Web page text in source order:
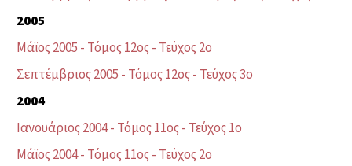
2005
Μάϊος 2005 - Τόμος 12ος - Τεύχος 2ο
Σεπτέμβριος 2005 - Τόμος 12ος - Τεύχος 3ο
2004
Ιανουάριος 2004 - Τόμος 11ος - Τεύχος 1ο
Μάϊος 2004 - Τόμος 11ος - Τεύχος 2ο